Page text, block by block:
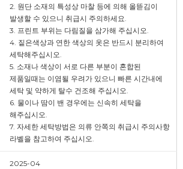
2. 원단 소재의 특성상 마찰 등에 의해 올뜯김이
발생할 수 있으니 취급시 주의하세요.
3. 프린트 부위는 다림질을 삼가해 주십시오.
4. 짙은색상과 연한 색상의 옷은 반드시 분리하여
세탁해주십시오.
5. 소재나 색상이 서로 다른 부분이 혼합된
제품일때는 이염될 우려가 있으니 빠른 시간내에
세탁 및 약하게 탈수 건조해 주십시오.
6. 물이나 땀이 밴 경우에는 신속히 세탁을
해주십시오.
7. 자세한 세탁방법은 의류 안쪽의 취급시 주의사항
라벨을 참고하여 주십시오.
2025-04